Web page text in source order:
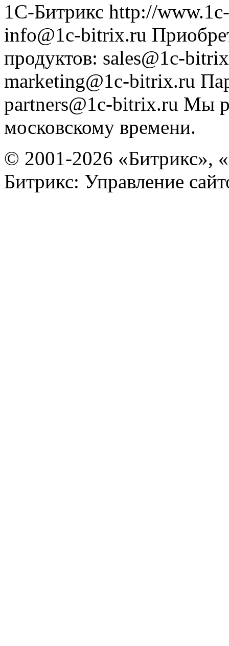
1С-Битрикс http://
info@1c-bitrix.ru
продуктов: sales@1c-
marketing@1c-bitrix.ru
partners@1c-bitrix.ru Мы
московскому времени.
© 2001-2026 «Битрикс»,
Битрикс: Управление